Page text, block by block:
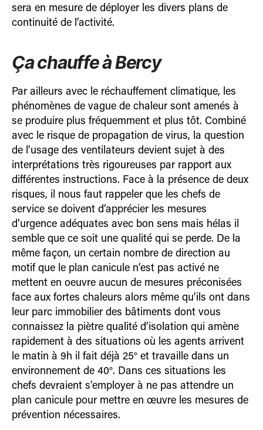
sera en mesure de déployer les divers plans de
continuité de l’activité.
Ça chauffe à Bercy
Par ailleurs avec le réchauffement climatique, les
phénomènes de vague de chaleur sont amenés à
se produire plus fréquemment et plus tôt. Combiné
avec le risque de propaga­tion de virus, la question
de l’usage des ventilateurs devient sujet à des
interprétations très rigoureuses par rapport aux
différentes instructions. Face à la présence de deux
risques, il nous faut rappeler que les chefs de
service se doivent d’apprécier les mesures
d’urgence adéquates avec bon sens mais hélas il
semble que ce soit une qualité qui se perde. De la
même façon, un certain nombre de direction au
motif que le plan canicule n’est pas activé ne
mettent en oeuvre aucun de mesures préconisées
face aux fortes chaleurs alors même qu’ils ont dans
leur parc immobilier des bâtiments dont vous
connaissez la piètre qualité d’isolation qui amène
rapidement à des situations où les agents arrivent
le matin à 9h il fait déjà 25° et travaille dans un
environnement de 40°. Dans ces situations les
chefs de­vraient s’employer à ne pas attendre un
plan canicule pour mettre en œuvre les mesures de
prévention nécessaires.